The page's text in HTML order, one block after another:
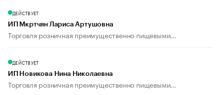
ДЕЙСТВУЕТ
ИП Мкртчян Лариса Артушовна
Торговля розничная преимущественно пищевыми...
ДЕЙСТВУЕТ
ИП Новикова Нина Николаевна
Торговля розничная преимущественно пищевыми...